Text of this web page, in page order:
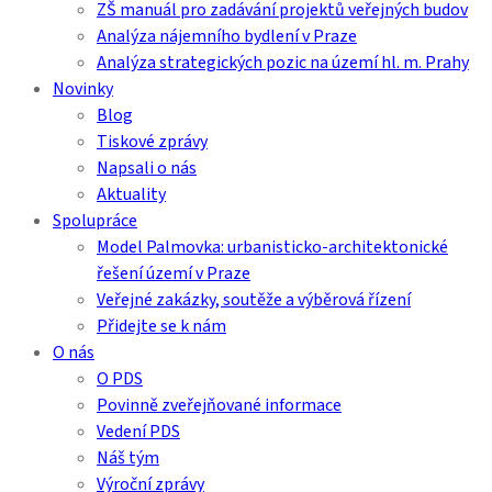
ZŠ manuál pro zadávání projektů veřejných budov
Analýza nájemního bydlení v Praze
Analýza strategických pozic na území hl. m. Prahy
Novinky
Blog
Tiskové zprávy
Napsali o nás
Aktuality
Spolupráce
Model Palmovka: urbanisticko-architektonické
řešení území v Praze
Veřejné zakázky, soutěže a výběrová řízení
Přidejte se k nám
O nás
O PDS
Povinně zveřejňované informace
Vedení PDS
Náš tým
Výroční zprávy